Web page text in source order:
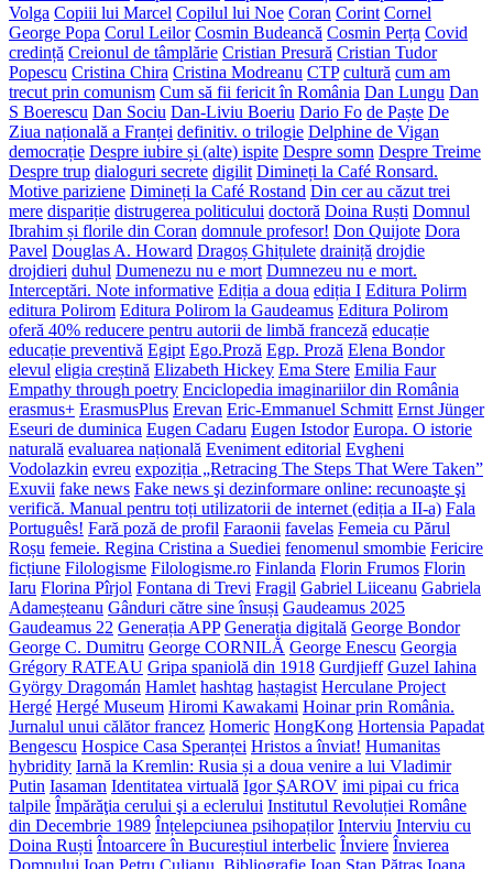
Volga Copiii lui Marcel Copilul lui Noe Coran Corint Cornel
George Popa Corul Leilor Cosmin Budeancă Cosmin Perța Covid
credință Creionul de tâmplărie Cristian Presură Cristian Tudor
Popescu Cristina Chira Cristina Modreanu CTP cultură cum am
trecut prin comunism Cum să fii fericit în România Dan Lungu Dan
S Boerescu Dan Sociu Dan-Liviu Boeriu Dario Fo de Paște De
Ziua națională a Franței definitiv. o trilogie Delphine de Vigan
democrație Despre iubire și (alte) ispite Despre somn Despre Treime
Despre trup dialoguri secrete digilit Dimineți la Café Ronsard.
Motive pariziene Dimineți la Café Rostand Din cer au căzut trei
mere dispariție distrugerea politicului doctoră Doina Ruști Domnul
Ibrahim și florile din Coran domnule profesor! Don Quijote Dora
Pavel Douglas A. Howard Dragoș Ghițulete drainiță drojdie
drojdieri duhul Dumenezu nu e mort Dumnezeu nu e mort.
Interceptări. Note informative Ediția a doua ediția I Editura Polirm
editura Polirom Editura Polirom la Gaudeamus Editura Polirom
oferă 40% reducere pentru autorii de limbă franceză educație
educație preventivă Egipt Ego.Proză Egp. Proză Elena Bondor
elevul eligia creștină Elizabeth Hickey Ema Stere Emilia Faur
Empathy through poetry Enciclopedia imaginariilor din România
erasmus+ ErasmusPlus Erevan Eric-Emmanuel Schmitt Ernst Jünger
Eseuri de duminica Eugen Cadaru Eugen Istodor Europa. O istorie
naturală evaluarea națională Eveniment editorial Evgheni
Vodolazkin evreu expoziția „Retracing The Steps That Were Taken”
Exuvii fake news Fake news şi dezinformare online: recunoaşte şi
verifică. Manual pentru toți utilizatorii de internet (ediția a II-a) Fala
Português! Fară poză de profil Faraonii favelas Femeia cu Părul
Roșu femeie. Regina Cristina a Suediei fenomenul smombie Fericire
ficțiune Filologisme Filologisme.ro Finlanda Florin Frumos Florin
Iaru Florina Pîrjol Fontana di Trevi Fragil Gabriel Liiceanu Gabriela
Adameșteanu Gânduri către sine însuși Gaudeamus 2025
Gaudeamus 22 Generația APP Generația digitală George Bondor
George C. Dumitru George CORNILĂ George Enescu Georgia
Grégory RATEAU Gripa spaniolă din 1918 Gurdjieff Guzel Iahina
György Dragomán Hamlet hashtag haștagist Herculane Project
Hergé Hergé Museum Hiromi Kawakami Hoinar prin România.
Jurnalul unui călător francez Homeric HongKong Hortensia Papadat
Bengescu Hospice Casa Speranței Hristos a înviat! Humanitas
hybridity Iarnă la Kremlin: Rusia și a doua venire a lui Vladimir
Putin Iasaman Identitatea virtuală Igor ŞAROV imi pipai cu frica
talpile Împărăţia cerului şi a eclerului Institutul Revoluției Române
din Decembrie 1989 Înțelepciunea psihopaților Interviu Interviu cu
Doina Ruști Întoarcere în Bucureștiul interbelic Înviere Învierea